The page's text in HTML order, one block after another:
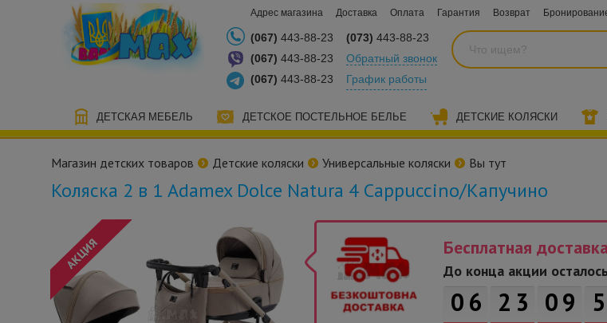
Адрес магазина Доставка Оплата Гарантия Возврат
(067) 443-88-23
(067) 443-88-23
(067) 443-88-23
(073) 443-88-23
Обратный звонок
График работы
ДЕТСКАЯ МЕБЕЛЬ ДЕТСКОЕ ПОСТЕЛЬНОЕ БЕЛЬЕ ДЕТСКИЕ КОЛЯСКИ
Магазин детских товаров Детские коляски Универсальные коляски Вы тут
Коляска 2 в 1 Adamex Dolce Natura 4 Cappuccino/Капучино
Бесплатная доставка
До конца акции
0 6 2 3 09 5